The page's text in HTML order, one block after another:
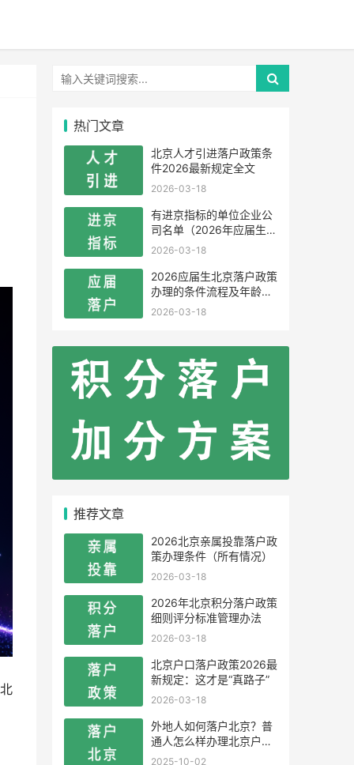
热门文章
北京人才引进落户政策条
件2026最新规定全文
2026-03-18
有进京指标的单位企业公
司名单（2026年应届生留
学生）
2026-03-18
2026应届生北京落户政策
办理的条件流程及年龄限
制
2026-03-18
推荐文章
2026北京亲属投靠落户政
策办理条件（所有情况）
2026-03-18
2026年北京积分落户政策
细则评分标准管理办法
2026-03-18
北京户口落户政策2026最
新规定：这才是“真路子”
2026-03-18
外地人如何落户北京？普
通人怎么样办理北京户
口？
2025-10-02